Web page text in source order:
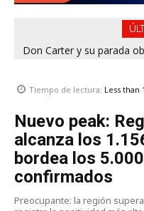
Don Carter y su parada
Tiempo de lectura: Less than 1
Nuevo peak:
alcanza los
bordea los
confirmados
Preocupante: la región